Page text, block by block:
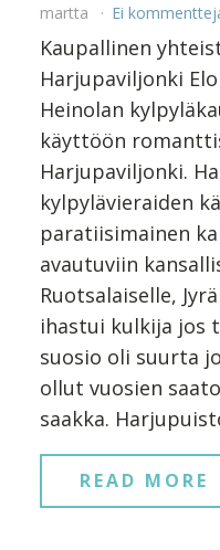
martta Ei
Kaupallinen
Harjupaviljonki
Heinolan
käyttöön
Harjupaviljonki.
kylpylävieraiden
paratiisimainen
avautuviin
Ruotsalaiselle,
ihastui kulkija jos
suosio oli suurta
ollut vuosien
saakka.
READ MORE